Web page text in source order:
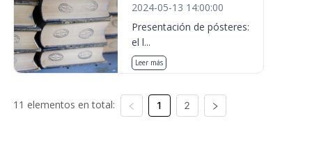
2024-05-13 14:00:00
Presentación de pósteres:
el l...
Leer más
11 elementos en total: 1 2